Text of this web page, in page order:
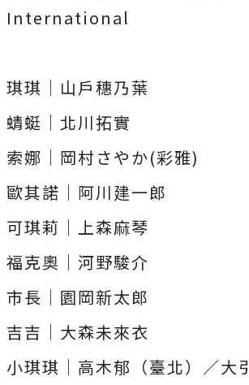
International
琪琪｜山戶穗乃葉
蜻蜓｜北川拓實
索娜｜岡村さやか(彩雅)
歐其諾｜阿川建一郎
可琪莉｜上森麻琴
福克奧｜河野駿介
市長｜園岡新太郎
吉吉｜大森未來衣
小琪琪｜高木郁（臺北）／大